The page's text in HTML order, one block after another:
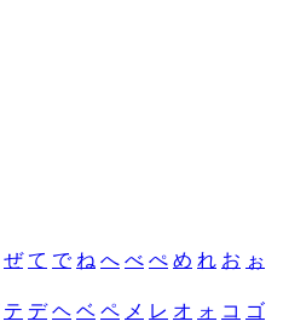
ぜ て で ね へ べ ぺ め れ お ぉ
テ デ ヘ ベ ペ メ レ オ ォ コ ゴ